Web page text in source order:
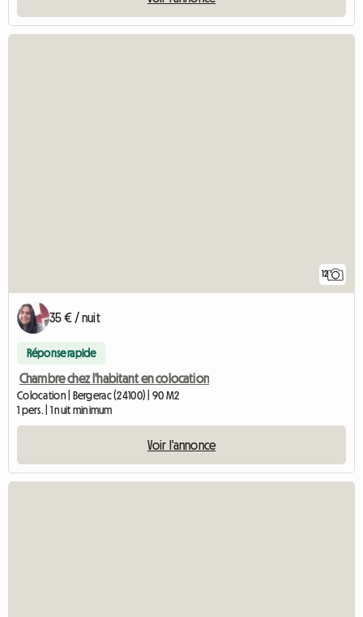
12
35 € / nuit
Réponse rapide
Chambre chez l'habitant en colocation
Colocation | Bergerac (24100) | 90 M2
1 pers. | 1 nuit minimum
Voir l'annonce